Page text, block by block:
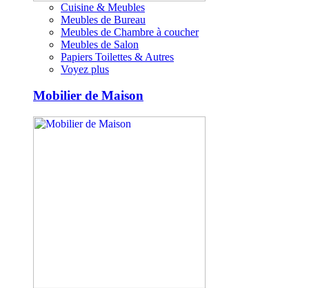
Cuisine & Meubles
Meubles de Bureau
Meubles de Chambre à coucher
Meubles de Salon
Papiers Toilettes & Autres
Voyez plus
Mobilier de Maison